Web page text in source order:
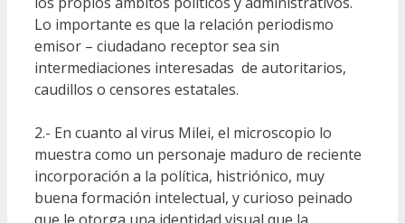
Lo importante es que la relación periodismo
emisor – ciudadano receptor sea sin
intermediaciones interesadas de autoritarios,
caudillos o censores estatales.
2.- En cuanto al virus Milei, el microscopio lo
muestra como un personaje maduro de reciente
incorporación a la política, histriónico, muy
buena formación intelectual, y curioso peinado